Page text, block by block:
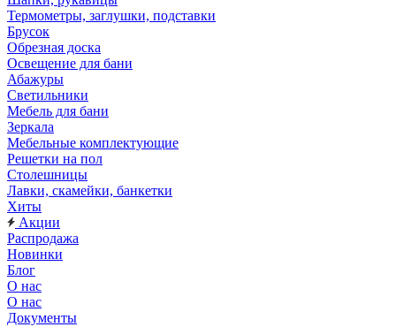
Термометры, заглушки, подставки
Брусок
Обрезная доска
Освещение для бани
Абажуры
Светильники
Мебель для бани
Зеркала
Мебельные комплектующие
Решетки на пол
Столешницы
Лавки, скамейки, банкетки
Хиты
Акции
Распродажа
Новинки
Блог
О нас
О нас
Документы